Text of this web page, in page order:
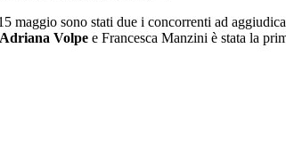
maggio sono stati due i concorrenti ad
Adriana Volpe e Francesca Manzini è stata la